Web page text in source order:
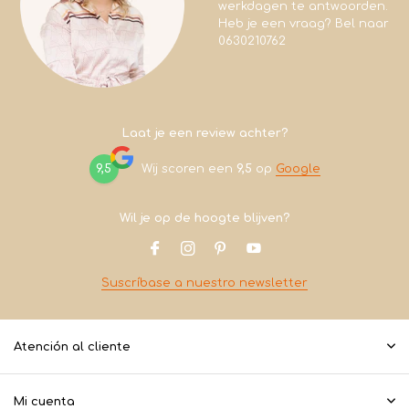
werkdagen te antwoorden.
Heb je een vraag? Bel naar
0630210762
Laat je een review achter?
9,5 Wij scoren een 9,5 op Google
Wil je op de hoogte blijven?
Suscríbase a nuestro newsletter
Atención al cliente
Mi cuenta